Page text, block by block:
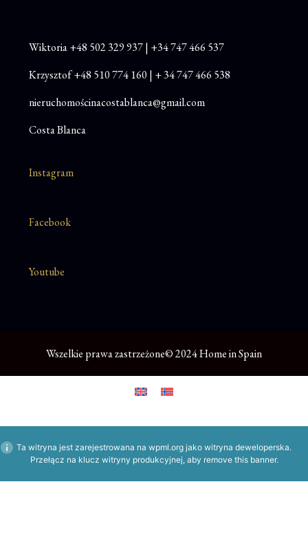
Wiktoria+48 502 329 937| +34 747 466 537
Krzysztof+48 510 774 160 | + 34 747 466 538
nieruchomościnacostablanca@gmail.com
Costa Blanca
Instagram
Facebook
Youtube
Wszelkie prawa zastrzeżone© 2024 Home in Spain
Ta witryna jest zarejestrowana na wpml.org jako witryna deweloperska.
Przełącz na klucz witryny produkcyjnej, aby remove this banner.